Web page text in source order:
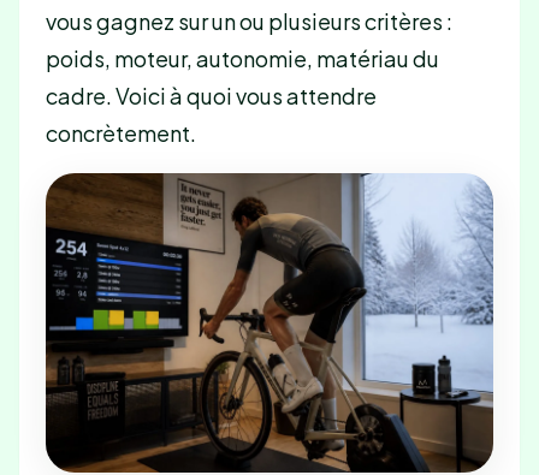
vous gagnez sur un ou plusieurs critères :
poids, moteur, autonomie, matériau du
cadre. Voici à quoi vous attendre
concrètement.